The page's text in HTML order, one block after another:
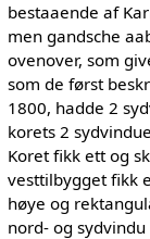
bestaaende af
men gandsche
ovenover, som
som de først
1800, hadde 2
korets 2
Koret fikk ett og
vesttilbygget fikk
høye og
nord- og